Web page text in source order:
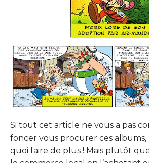
Si tout cet article ne vous a pas
foncer vous procurer ces albums,
quoi faire de plus ! Mais plutôt